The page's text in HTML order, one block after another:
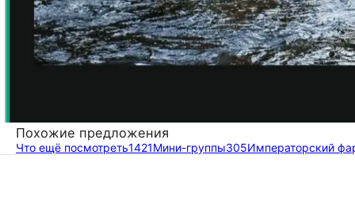
Похожие предложения
Что ещё посмотреть1421Мини-группы305Императорский